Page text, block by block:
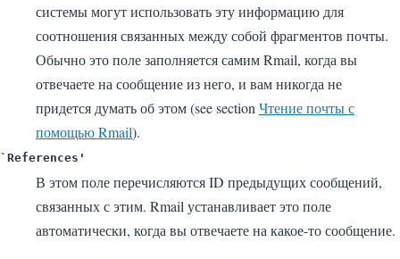
системы могут использовать эту информацию для
соотношения связанных между собой фрагментов почты.
Обычно это поле заполняется самим Rmail, когда вы
отвечаете на сообщение из него, и вам никогда не
придется думать об этом (see section Чтение почты с
помощью Rmail).
`References'
В этом поле перечисляются ID предыдущих сообщений,
связанных с этим. Rmail устанавливает это поле
автоматически, когда вы отвечаете на какое-то сообщение.